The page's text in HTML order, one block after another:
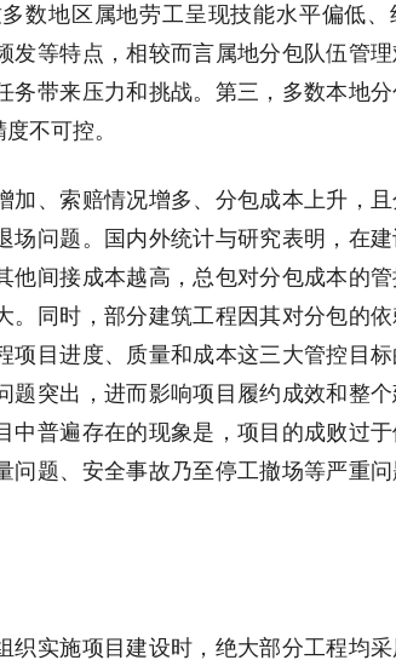
数地区属地劳工呈现技能水平偏低、
等特点，相较而言属地分包队伍管
带来压力和挑战。第三，多数本地
不可控。
加、索赔情况增多、分包成本上升，
场问题。国内外统计与研究表明，在
间接成本越高，总包对分包成本的
。同时，部分建筑工程因其对分包的
目进度、质量和成本这三大管控目
题突出，进而影响项目履约成效和整
中普遍存在的现象是，项目的成败过
问题、安全事故乃至停工撤场等严重
实施项目建设时，绝大部分工程均